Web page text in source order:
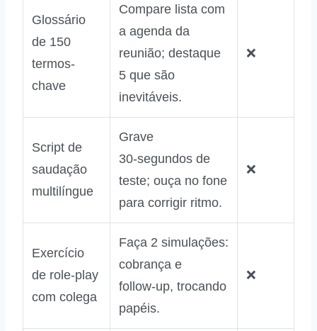
Glossário
de 150
termos-
chave
Compare lista com
a agenda da
reunião; destaque
5 que são
inevitáveis.
❌
Script de
saudação
multilíngue
Grave
30‑segundos de
teste; ouça no fone
para corrigir ritmo.
❌
Exercício
de role‑play
com colega
Faça 2 simulações:
cobrança e
follow‑up, trocando
papéis.
❌